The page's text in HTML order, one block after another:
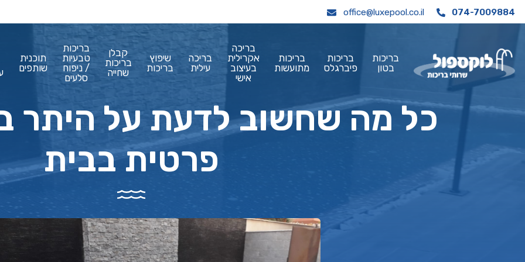
074-7009884
office@luxepool.co.il
בריכות
בטון
בריכות
פיברגלס
בריכות
מתועשות
בריכה
אקרילית
בעיצוב
אישי
בריכה
עילית
שיפוץ
בריכות
קבלן
בריכות
שחייה
בריכות
טבעיות
/ ניפוח
סלעים
תוכנית
שותפים
כל מה שחשוב לדעת על היתר
פרטית בבית